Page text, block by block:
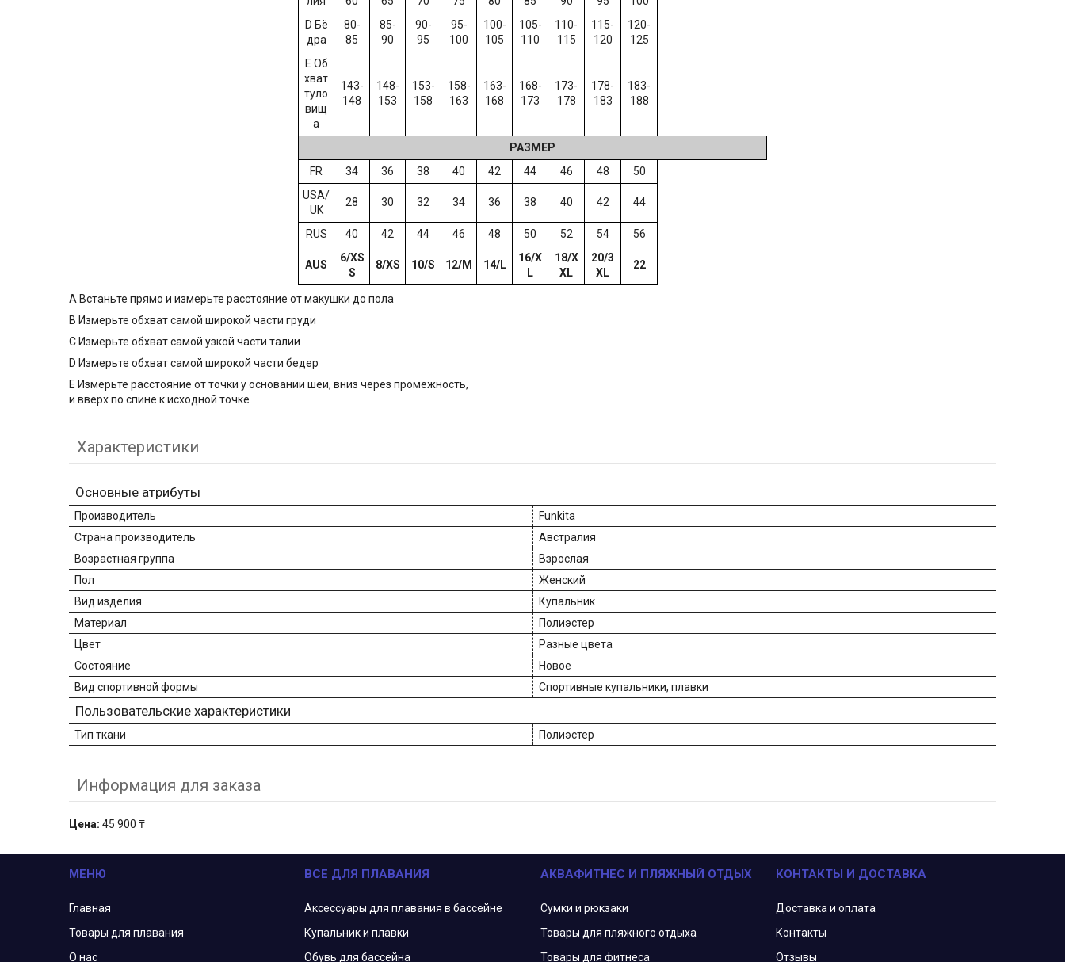
D Бё
дра
80-
85
85-
90
90-
95
95-
100
100-
105
105-
110
110-
115
115-
120
120-
125
E Об
хват
туло
вищ
а
143-
148
148-
153
153-
158
158-
163
163-
168
168-
173
173-
178
178-
183
183-
188
РАЗМЕР
FR
34 36 38 40 42 44 46 48
50
USA/
UK
28 30 32 34 36 38 40 42 44
RUS 40 42 44 46 48 50 52 54 56
AUS
6/XS
S
8/XS 10/S 12/M 14/L
16/X
L
18/X
XL
20/3
XL
22
A Встаньте прямо и измерьте расстояние от макушки до пола
B Измерьте обхват самой широкой части груди
C Измерьте обхват самой узкой части талии
D Измерьте обхват самой широкой части бедер
E Измерьте расстояние от точки у основании шеи, вниз через промежность,
и вверх по спине к исходной точке
Характеристики
Основные атрибуты
Производитель
Funkita
Страна производитель
Австралия
Возрастная группа
Взрослая
Пол
Женский
Вид изделия
Купальник
Материал
Полиэстер
Цвет
Разные цвета
Состояние
Новое
Вид спортивной формы
Спортивные купальники, плавки
Пользовательские характеристики
Тип ткани Полиэстер
Информация для заказа
Цена: 45 900 ₸
МЕНЮ
Главная
Товары для плавания
О нас
ВСЕ ДЛЯ ПЛАВАНИЯ
Аксессуары для плавания в бассейне
Купальник и плавки
Обувь для бассейна
АКВАФИТНЕС И ПЛЯЖНЫЙ ОТДЫХ
Сумки и рюкзаки
Товары для пляжного отдыха
Товары для фитнеса
КОНТАКТЫ И ДОСТАВКА
Доставка и оплата
Контакты
Отзывы